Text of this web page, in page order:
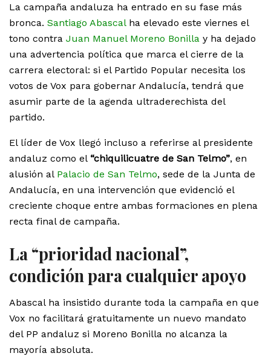
La campaña andaluza ha entrado en su fase más
bronca. Santiago Abascalha elevado este viernes el
tono contra Juan Manuel Moreno Bonilla y ha dejado
una advertencia política que marca el cierre de la
carrera electoral: si el Partido Popular necesita los
votos de Vox para gobernar Andalucía, tendrá que
asumir parte de la agenda ultraderechista del
partido.
El líder de Vox llegó incluso a referirse al presidente
andaluz como el “chiquilicuatre de San Telmo”, en
alusión al Palacio de San Telmo, sede de la Junta de
Andalucía, en una intervención que evidenció el
creciente choque entre ambas formaciones en plena
recta final de campaña.
La “prioridad nacional”,
condición para cualquier apoyo
Abascal ha insistido durante toda la campaña en que
Vox no facilitará gratuitamente un nuevo mandato
del PP andaluz si Moreno Bonilla no alcanza la
mayoría absoluta.